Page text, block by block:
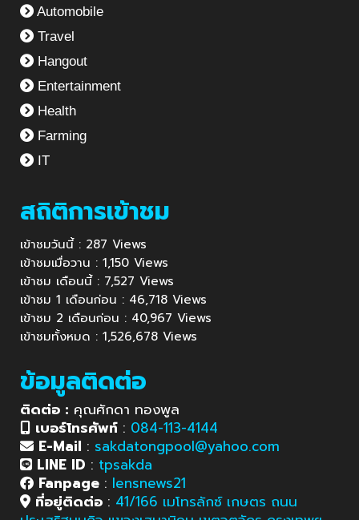
Automobile
Travel
Hangout
Entertainment
Health
Farming
IT
สถิติการเข้าชม
เข้าชมวันนี้ : 287 Views
เข้าชมเมื่อวาน : 1,150 Views
เข้าชม เดือนนี้ : 7,527 Views
เข้าชม 1 เดือนก่อน : 46,718 Views
เข้าชม 2 เดือนก่อน : 40,967 Views
เข้าชมทั้งหมด : 1,526,678 Views
ข้อมูลติดต่อ
ติดต่อ : คุณศักดา ทองพูล
เบอร์โทรศัพท์ : 084-113-4144
E-Mail : sakdatongpool@yahoo.com
LINE ID : tpsakda
Fanpage : lensnews21
ที่อยู่ติดต่อ : 41/166 เมโทรลักซ์ เกษตร ถนน